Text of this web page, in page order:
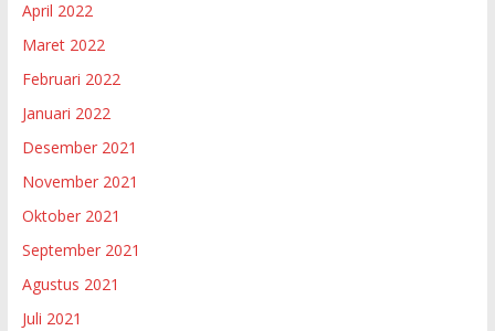
April 2022
Maret 2022
Februari 2022
Januari 2022
Desember 2021
November 2021
Oktober 2021
September 2021
Agustus 2021
Juli 2021